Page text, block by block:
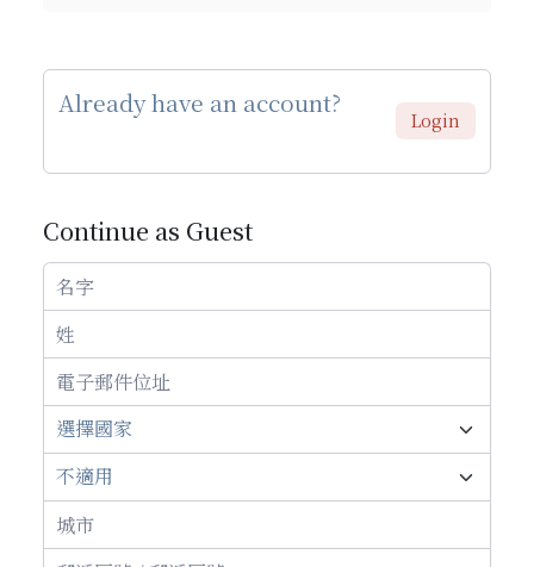
Already have an account?
Login
Continue as Guest